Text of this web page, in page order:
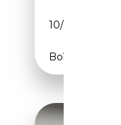
10/2023
Boîte